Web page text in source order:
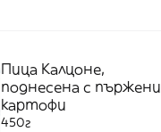
Пица Калцоне,
поднесена с пържени
картофи
450г